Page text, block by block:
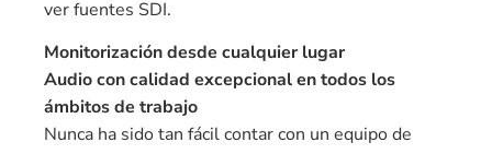
ver fuentes SDI.
Monitorización desde cualquier lugar
Audio con calidad excepcional en todos los
ámbitos de trabajo
Nunca ha sido tan fácil contar con un equipo de